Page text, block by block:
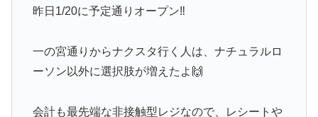
昨日1/20に予定通りオープン‼️
一の宮通りからナクスタ行く人は、ナチュラルロ
ーソン以外に選択肢が増えたよ🙌
会計も最先端な非接触型レジなので、レシートや